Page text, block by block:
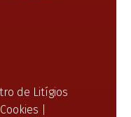
de Litígios